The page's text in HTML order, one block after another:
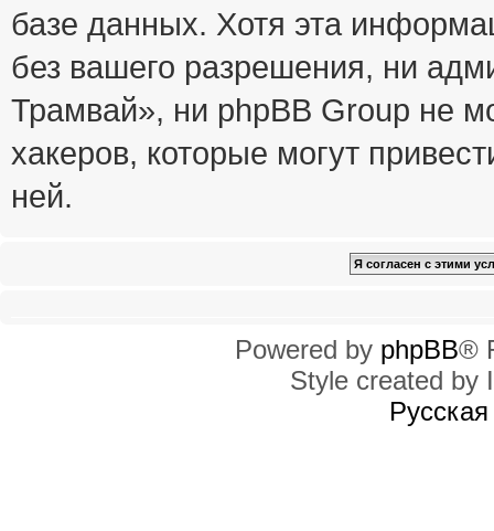
базе данных. Хотя эта
без вашего разрешения, ни
Трамвай», ни phpBB Group не
хакеров, которые могут
ней.
Powered by phpBB®
Style created by